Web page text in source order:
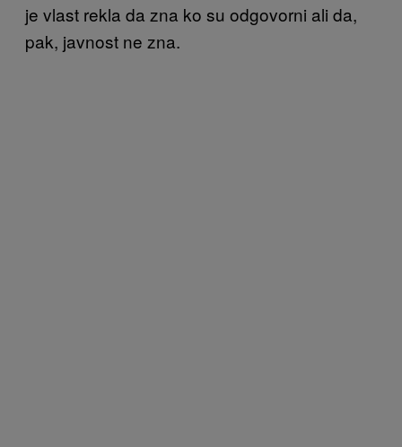
je vlast rekla da zna ko su odgovorni ali da,
pak, javnost ne zna.